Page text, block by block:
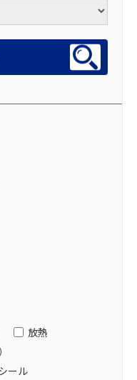
放熱
ール